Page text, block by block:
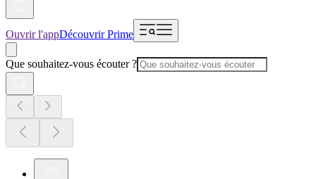
Ouvrir l'appDécouvrir Prime
Que souhaitez-vous écouter ?